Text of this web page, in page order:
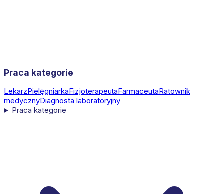
Praca kategorie
LekarzPielęgniarkaFizjoterapeutaFarmaceutaRatownik
medycznyDiagnosta laboratoryjny
Praca kategorie